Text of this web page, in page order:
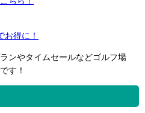
お得に！
ンやタイムセールなどゴルフ場
す！